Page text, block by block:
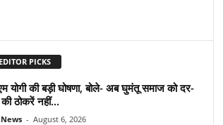
EDITOR PICKS
योगी की बड़ी घोषणा, बोले- अब घुमंतू समाज को दर-
ठोकरें नहीं...
News - August 6, 2026